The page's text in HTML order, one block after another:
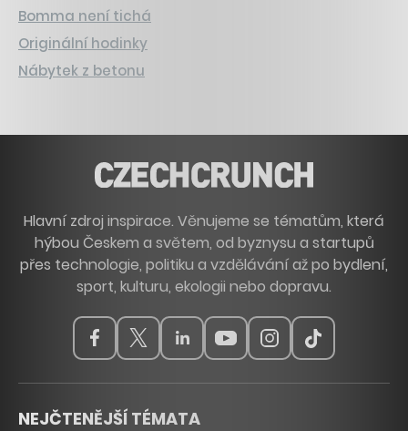
Bomma není tichá
Originální hodinky
Nábytek z betonu
Hlavní zdroj inspirace. Věnujeme se tématům, která
hýbou Českem a světem, od byznysu a startupů
přes technologie, politiku a vzdělávání až po bydlení,
sport, kulturu, ekologii nebo dopravu.
NEJČTENĚJŠÍ TÉMATA